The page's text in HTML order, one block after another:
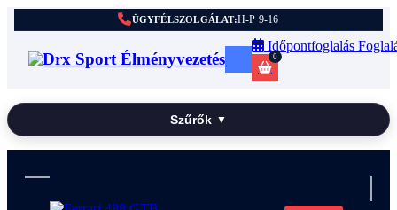
ÜGYFÉLSZOLGÁLAT:H-P 9-16
Időpontfoglalás
0
Szűrők ▼